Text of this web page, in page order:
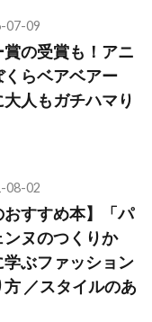
07-09
賞の受賞も！アニ
くらベアベアー
大人もガチハマり
08-02
おすすめ本】「パ
ンヌのつくりか
学ぶファッション
／スタイルのあ